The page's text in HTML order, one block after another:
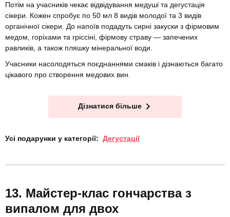
Потім на учасників чекає відвідування медуші та дегустація
сікери. Кожен спробує по 50 мл 8 видів молодої та 3 видів
органічної сікери. До напоїв подадуть сирні закуски з фірмовим
медом, горіхами та гріссіні, фірмову страву — запечених
равликів, а також пляшку мінеральної води.
Учасники насолодяться поєднаннями смаків і дізнаються багато
цікавого про створення медових вин.
Дізнатися більше
Усі подарунки у категорії: Дегустації
Майстер-клас гончарства з
випалом для двох